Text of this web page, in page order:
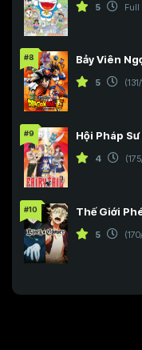
5 Full
#8 Bảy Viên
5
#9 Hội Pháp Sư
4
#10 Thế Giới
5